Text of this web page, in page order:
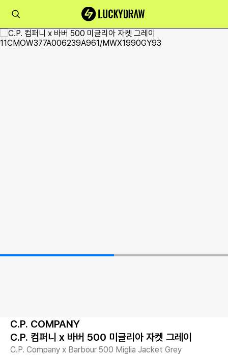
C.P. COMPANY
C.P. 컴퍼니 x 바버 500 미글리아 자켓 그레이
C.P. Company x Barbour 500 Miglia Jacket Grey